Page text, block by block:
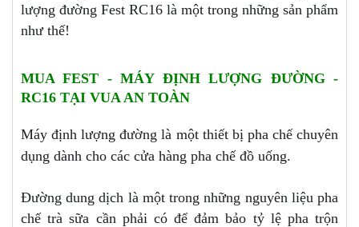
lượng đường Fest RC16 là một trong những sản phẩm
như thế!
MUA FEST - MÁY ĐỊNH LƯỢNG ĐƯỜNG -
RC16 TẠI VUA AN TOÀN
Máy định lượng đường là một thiết bị pha chế chuyên
dụng dành cho các cửa hàng pha chế đồ uống.
Đường dung dịch là một trong những nguyên liệu pha
chế trà sữa cần phải có để đảm bảo tỷ lệ pha trộn